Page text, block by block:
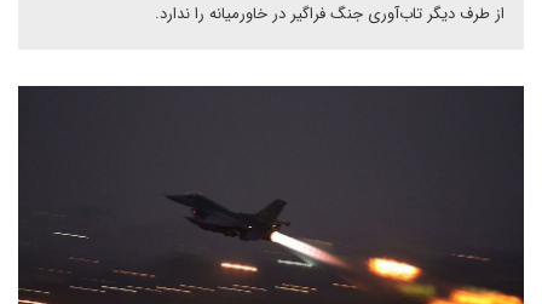
از طرف دیگر تاب‌آوری جنگ فراگیر در خاورمیانه را ندارد.